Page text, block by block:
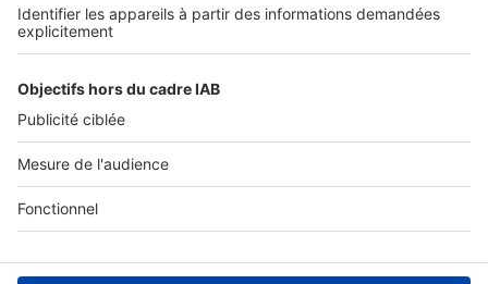
Nous contacter
Connexion à My SeLoger Pro
Espace Presse